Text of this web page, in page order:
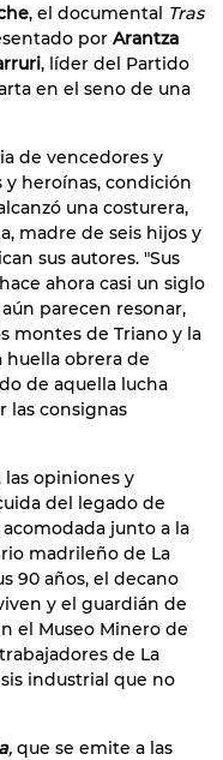
, el documental Tras
por Arantza
, líder del Partido
en el seno de una
de vencedores y
heroínas, condición
una costurera,
madre de seis hijos y
sus autores. "Sus
ahora casi un siglo
parecen resonar,
montes de Triano y la
huella obrera de
de aquella lucha
las consignas
opiniones y
del legado de
junto a la
madrileño de La
90 años, el decano
y el guardián de
el Museo Minero de
de La
industrial que no
, que se emite a las